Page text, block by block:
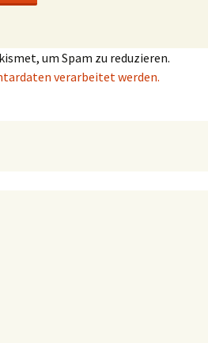
um Spam zu reduzieren.
verarbeitet werden.